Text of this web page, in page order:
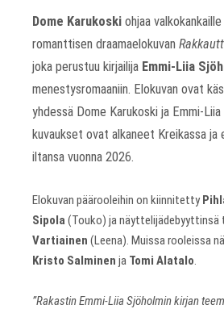
Dome Karukoski ohjaa
romanttisen draamaelokuvan
joka perustuu kirjailija Emmi-Liia
menestysromaaniin. Elokuvan ovat
yhdessä Dome Karukoski ja Emmi-Liia
kuvaukset ovat alkaneet Kreikassa ja
iltansa vuonna 2026.
Elokuvan päärooleihin on kiinnitetty
Sipola(Touko) ja näyttelijädebyyttinsä
Vartiainen (Leena). Muissa rooleissa
Kristo Salminen ja Tomi Alatalo.
”Rakastin Emmi-Liia Sjöholmin kirjan